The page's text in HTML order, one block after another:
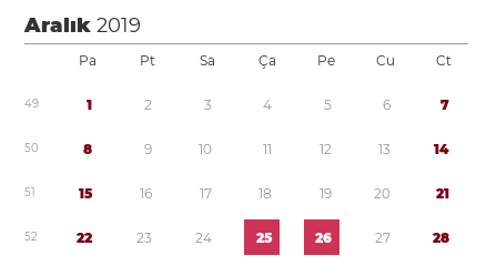
Aralık2019
Pa Pt Sa Ça Pe Cu Ct
49 1 2 3 4 5 6 7
50 8 9 10 11 12 13 14
51 15 16 17 18 19 20 21
52 22 23 24 25 26 27 28